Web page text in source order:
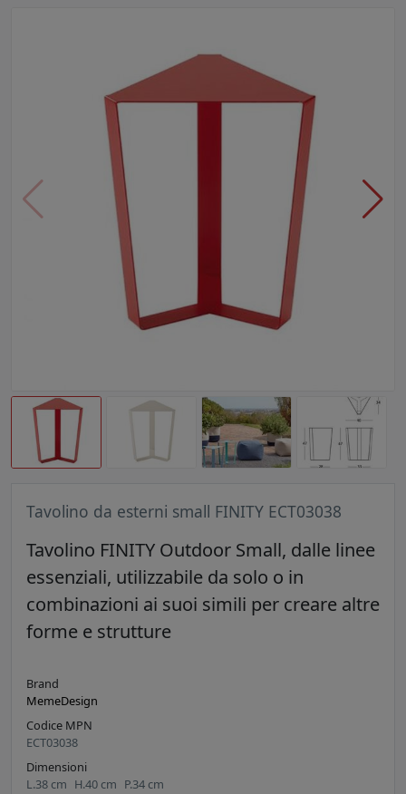
Tavolino da esterni small FINITY ECT03038
Tavolino FINITY Outdoor Small, dalle linee
essenziali, utilizzabile da solo o in
combinazioni ai suoi simili per creare altre
forme e strutture
Brand
MemeDesign
Codice MPN
ECT03038
Dimensioni
L.38 cm H.40 cm P.34 cm